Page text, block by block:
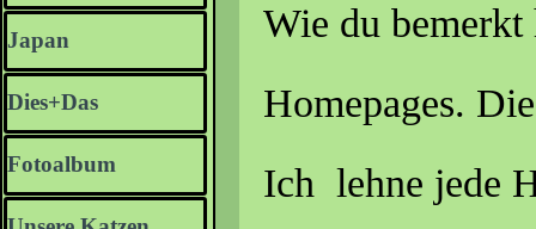
Japan
Dies+Das
Fotoalbum
Wie du bemerkt
Homepages.
Ich lehne jede